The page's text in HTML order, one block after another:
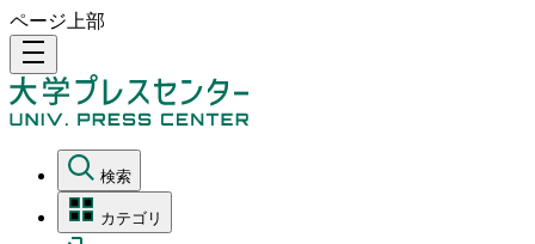
ページ上部
density_medium
検索
カテゴリ